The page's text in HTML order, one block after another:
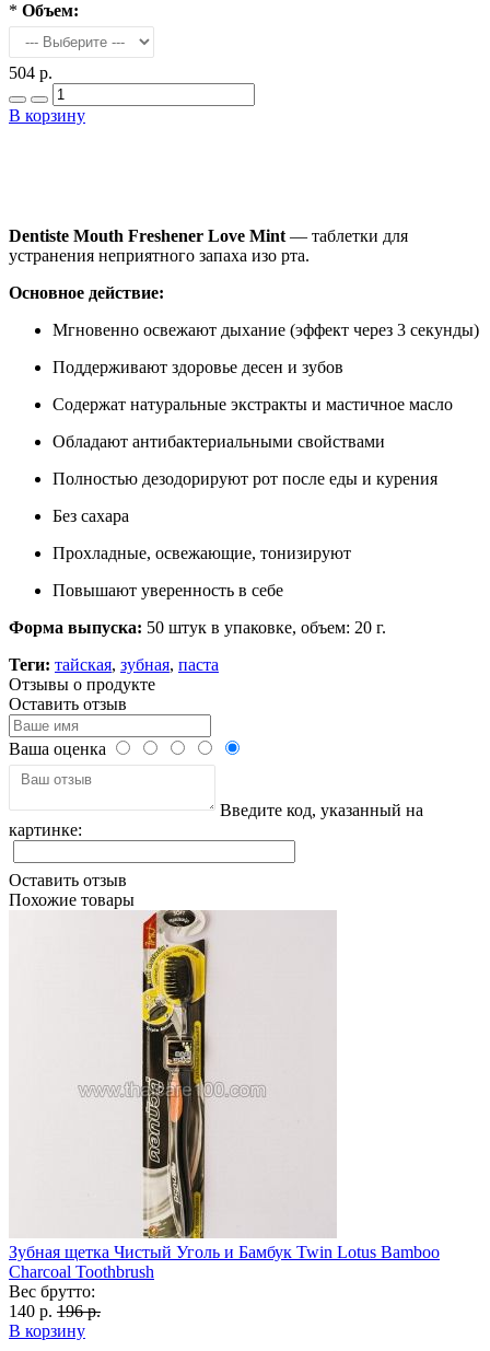
* Объем:
504 р.
В корзину
Dentiste Mouth Freshener Love Mint — таблетки для
устранения неприятного запаха изо рта.
Основное действие:
Мгновенно освежают дыхание (эффект через 3 секунды)
Поддерживают здоровье десен и зубов
Содержат натуральные экстракты и мастичное масло
Обладают антибактериальными свойствами
Полностью дезодорируют рот после еды и курения
Без сахара
Прохладные, освежающие, тонизируют
Повышают уверенность в себе
Форма выпуска: 50 штук в упаковке, объем: 20 г.
Теги: тайская, зубная, паста
Отзывы о продукте
Оставить отзыв
Ваша оценка
Введите код, указанный на
картинке:
Оставить отзыв
Похожие товары
Зубная щетка Чистый Уголь и Бамбук Twin Lotus Bamboo
Charcoal Toothbrush
Вес брутто:
140 р. 196 р.
В корзину